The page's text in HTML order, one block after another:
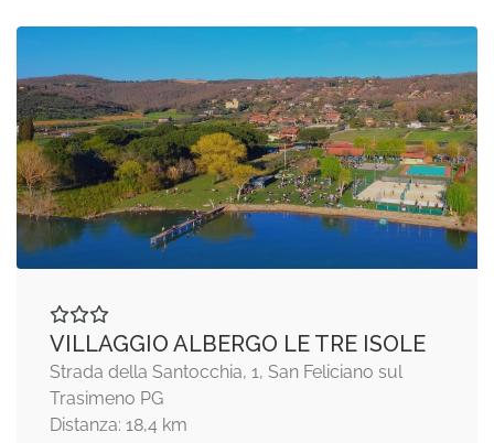
VILLAGGIO ALBERGO LE TRE ISOLE
Strada della Santocchia, 1, San Feliciano sul
Trasimeno PG
Distanza: 18,4 km